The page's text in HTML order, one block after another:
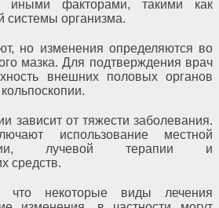
иными факторами, такими как
системы организма.
но изменения определяются во
мазка. Для подтверждения врач
внешних половых органов
зависит от тяжести заболевания.
использование местной
лучевой терапии и
средств.
что некоторые виды лечения